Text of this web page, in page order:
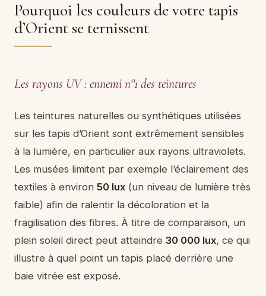
Pourquoi les couleurs de votre tapis
d’Orient se ternissent
Les rayons UV : ennemi n°1 des teintures
Les teintures naturelles ou synthétiques utilisées
sur les tapis d’Orient sont extrêmement sensibles
à la lumière, en particulier aux rayons ultraviolets.
Les musées limitent par exemple l’éclairement des
textiles à environ 50 lux (un niveau de lumière très
faible) afin de ralentir la décoloration et la
fragilisation des fibres. À titre de comparaison, un
plein soleil direct peut atteindre 30 000 lux, ce qui
illustre à quel point un tapis placé derrière une
baie vitrée est exposé.